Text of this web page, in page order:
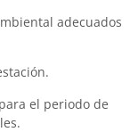
adecuados
el periodo de